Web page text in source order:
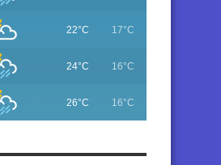
22°C 17°C
24°C 16°C
26°C 16°C